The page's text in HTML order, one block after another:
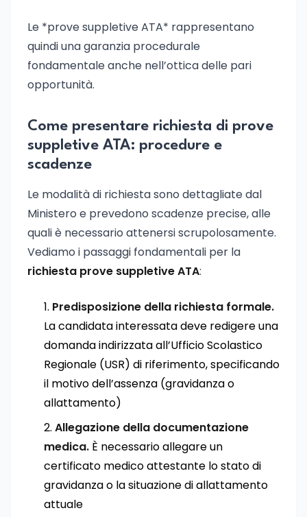
Le *prove suppletive ATA* rappresentano
quindi una garanzia procedurale
fondamentale anche nell’ottica delle pari
opportunità.
Come presentare richiesta di prove
suppletive ATA: procedure e
scadenze
Le modalità di richiesta sono dettagliate dal
Ministero e prevedono scadenze precise, alle
quali è necessario attenersi scrupolosamente.
Vediamo i passaggi fondamentali per la
richiesta prove suppletive ATA:
Predisposizione della richiesta formale.
La candidata interessata deve redigere una
domanda indirizzata all’Ufficio Scolastico
Regionale (USR) di riferimento, specificando
il motivo dell’assenza (gravidanza o
allattamento)
Allegazione della documentazione
medica. È necessario allegare un
certificato medico attestante lo stato di
gravidanza o la situazione di allattamento
attuale